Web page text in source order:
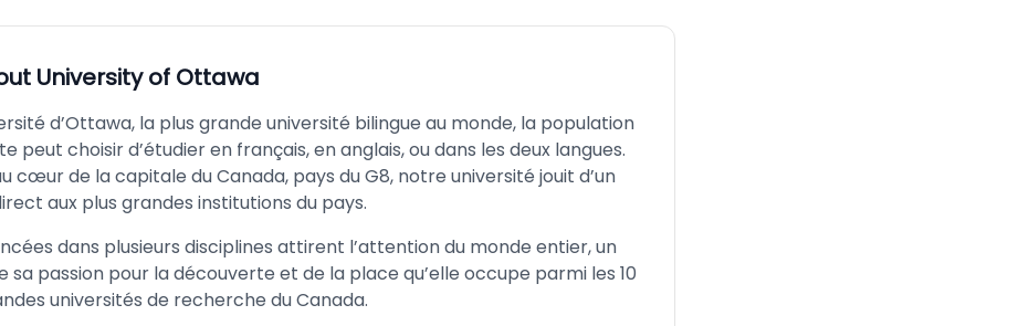
University of Ottawa
d’Ottawa, la plus grande université bilingue au monde, la population
peut choisir d’étudier en français, en anglais, ou dans les deux langues.
cœur de la capitale du Canada, pays du G8, notre université jouit d’un
aux plus grandes institutions du pays.
dans plusieurs disciplines attirent l’attention du monde entier, un
sa passion pour la découverte et de la place qu’elle occupe parmi les 10
universités de recherche du Canada.